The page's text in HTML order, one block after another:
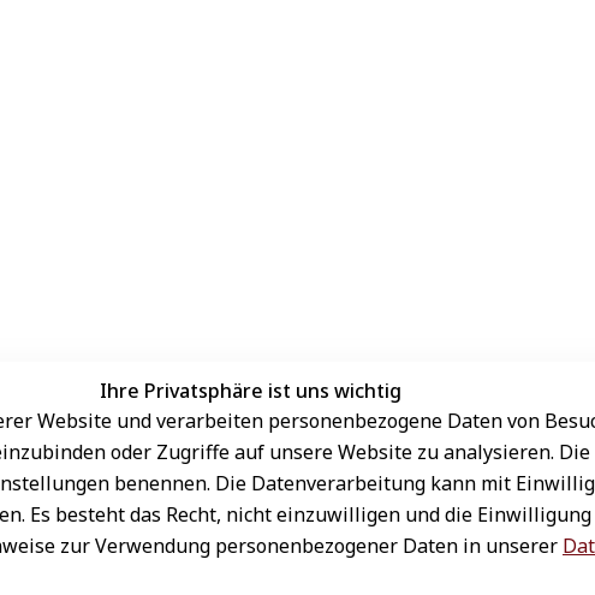
Ihre Privatsphäre ist uns wichtig
Website und verarbeiten personenbezogene Daten von
oder Zugriffe auf unsere Website zu analysieren.
benennen. Die Datenverarbeitung kann mit
Es besteht das Recht, nicht einzuwilligen und die
zur Verwendung personenbezogener Daten in unserer
Sichere Zahlungsarten
Schneller Versand